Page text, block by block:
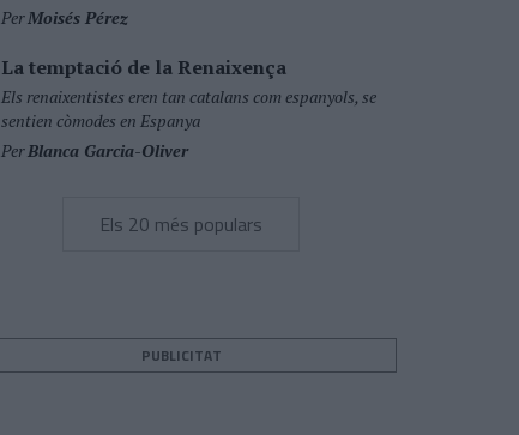
PerMoisés Pérez
La temptació de la Renaixença
Els renaixentistes eren tan catalans com espanyols, se
sentien còmodes en Espanya
PerBlanca Garcia-Oliver
Els 20 més populars
PUBLICITAT